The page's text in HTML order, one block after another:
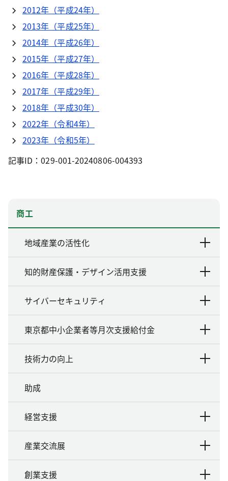
2012年（平成24年）
2013年（平成25年）
2014年（平成26年）
2015年（平成27年）
2016年（平成28年）
2017年（平成29年）
2018年（平成30年）
2022年（令和4年）
2023年（令和5年）
記事ID：029-001-20240806-004393
商工
地域産業の活性化
知的財産保護・デザイン活用支援
サイバーセキュリティ
東京都中小企業者等月次支援給付金
技術力の向上
助成
経営支援
産業交流展
創業支援